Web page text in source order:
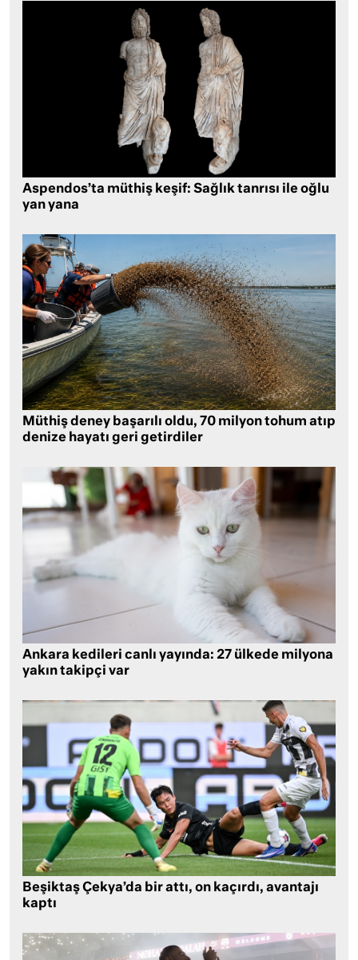
Aspendos’ta müthiş keşif: Sağlık tanrısı ile oğlu
yan yana
Müthiş deney başarılı oldu, 70 milyon tohum atıp
denize hayatı geri getirdiler
Ankara kedileri canlı yayında: 27 ülkede milyona
yakın takipçi var
Beşiktaş Çekya’da bir attı, on kaçırdı, avantajı
kaptı